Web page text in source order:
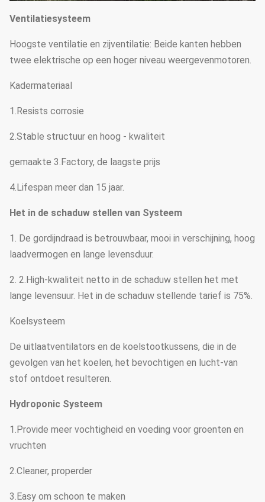
Ventilatiesysteem
Hoogste ventilatie en zijventilatie: Beide kanten hebben
twee elektrische op een hoger niveau weergevenmotoren.
Kadermateriaal
1.Resists corrosie
2.Stable structuur en hoog - kwaliteit
gemaakte 3.Factory, de laagste prijs
4.Lifespan meer dan 15 jaar.
Het in de schaduw stellen van Systeem
1. De gordijndraad is betrouwbaar, mooi in verschijning, hoog
laadvermogen en lange levensduur.
2. 2.High-kwaliteit netto in de schaduw stellen het met
lange levensuur. Het in de schaduw stellende tarief is 75%.
Koelsysteem
De uitlaatventilators en de koelstootkussens, die in de
gevolgen van het koelen, het bevochtigen en lucht-van
stof ontdoet resulteren.
Hydroponic Systeem
1.Provide meer vochtigheid en voeding voor groenten en
vruchten
2.Cleaner, properder
3.Easy om schoon te maken